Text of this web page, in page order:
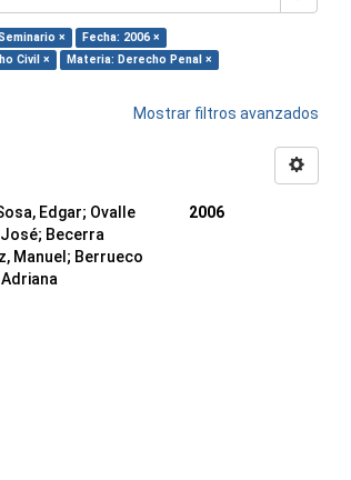
×
Fecha: 2006 ×
Civil ×
Materia: Derecho Penal ×
Mostrar filtros avanzados
Edgar; Ovalle
José; Becerra
Manuel ; Berrueco
2006